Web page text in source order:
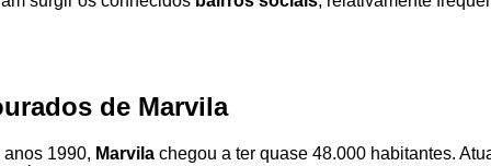
de Marvila
1990, Marvila chegou a ter quase 48.000 habitantes.